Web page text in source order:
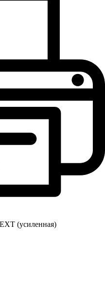
(усиленная)